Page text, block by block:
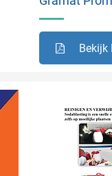
Bekijk